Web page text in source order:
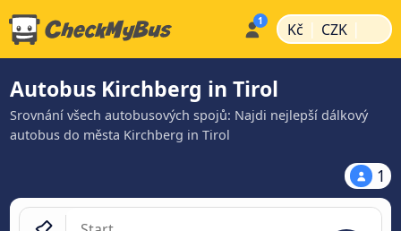
Kč | CZK |
Autobus Kirchberg in Tirol
Srovnání všech autobusových spojů: Najdi nejlepší dálkový
autobus do města Kirchberg in Tirol
1